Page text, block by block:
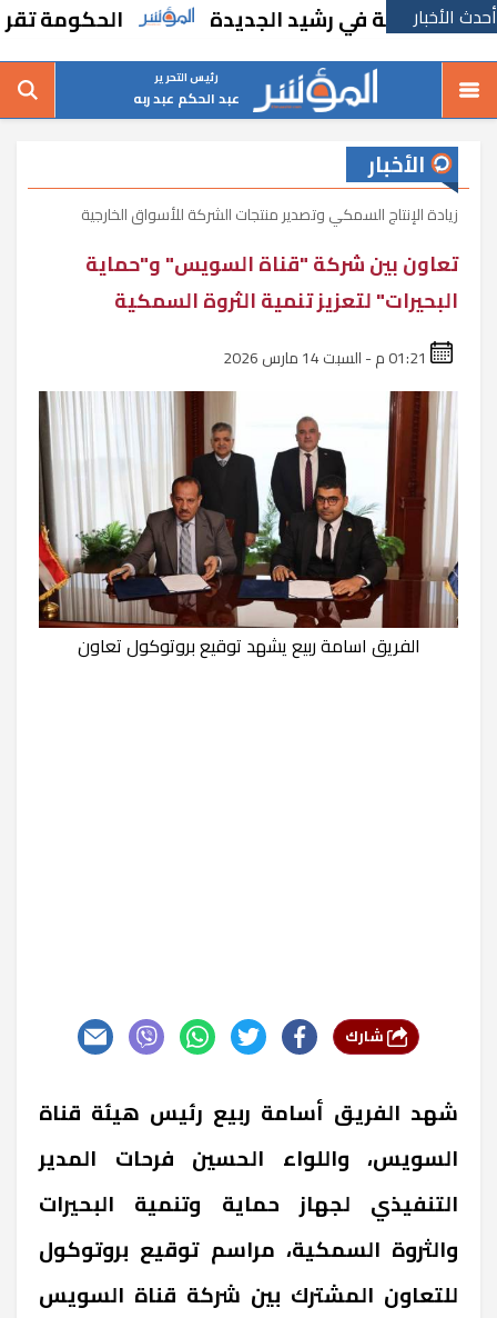
أحدث الأخبارفي رشيد الجديدة الحكومة تقر
رئيس التحرير
عبد الحكم عبد ربه
الأخبار
زيادة الإنتاج السمكي وتصدير منتجات الشركة للأسواق الخارجية
تعاون بين شركة "قناة السويس" و"حماية
البحيرات" لتعزيز تنمية الثروة السمكية
الفريق اسامة ربيع يشهد توقيع بروتوكول تعاون
شهد الفريق أسامة ربيع رئيس هيئة قناة
السويس، واللواء الحسين فرحات المدير
التنفيذي لجهاز حماية وتنمية البحيرات
والثروة السمكية، مراسم توقيع بروتوكول
للتعاون المشترك بين شركة قناة السويس